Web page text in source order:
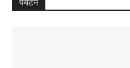
पर्यटन